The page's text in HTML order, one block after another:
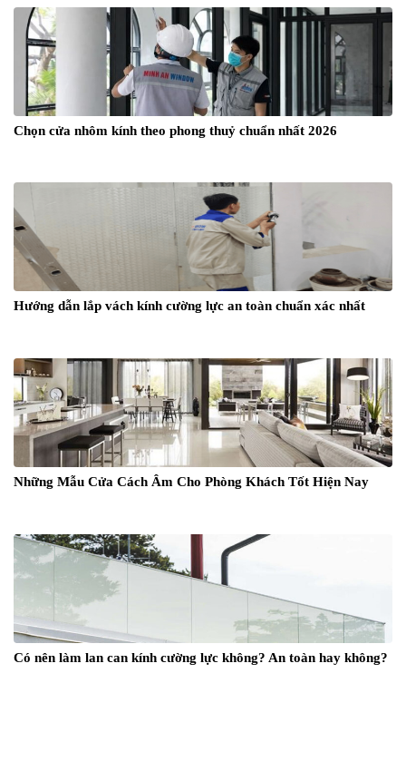
Chọn cửa nhôm kính theo phong thuỷ chuẩn nhất 2026
Hướng dẫn lắp vách kính cường lực an toàn chuẩn xác nhất
Những Mẫu Cửa Cách Âm Cho Phòng Khách Tốt Hiện Nay
Có nên làm lan can kính cường lực không? An toàn hay không?